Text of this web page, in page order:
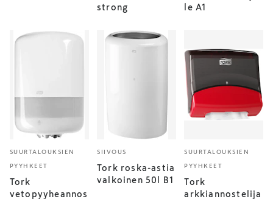
strong
le A1
SUURTALOUKSIEN
PYYHKEET
Tork
vetopyyheannos
SIIVOUS
Tork roska-astia
valkoinen 50l B1
SUURTALOUKSIEN
PYYHKEET
Tork
arkkiannostelija